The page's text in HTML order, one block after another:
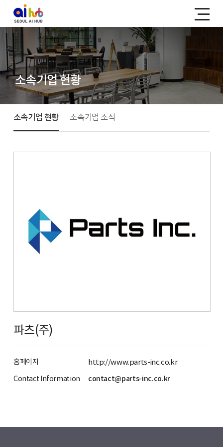
소속기업 현황
소속기업 현황 소속기업 소식
파츠(주)
홈페이지 http://www.parts-inc.co.kr
Contact Information contact@parts-inc.co.kr